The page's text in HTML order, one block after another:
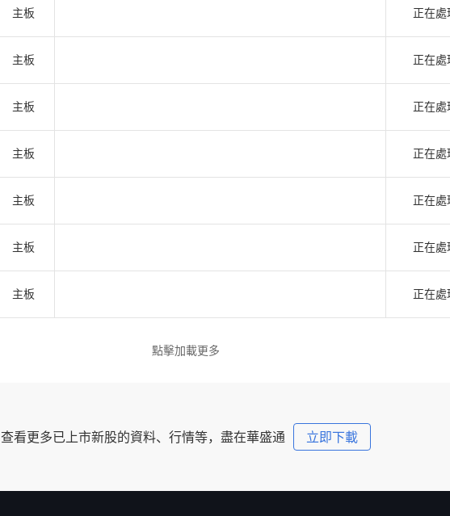
主板 正在處
主板 正在處
主板 正在處
主板 正在處
主板 正在處
主板 正在處
主板 正在處
點擊加載更多
查看更多已上市新股的資料、行情等，盡在華盛通 立即下載